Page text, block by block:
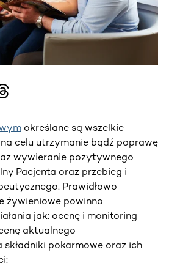
określane są wszelkie
celu utrzymanie bądź poprawę
wywieranie pozytywnego
Pacjenta oraz przebieg i
Prawidłowo
żywieniowe powinno
jak: ocenę i monitoring
aktualnego
pokarmowe oraz ich